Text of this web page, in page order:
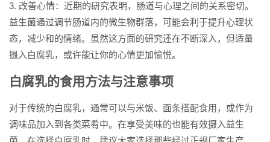
3. 改善心情：近期的研究表明，肠道与心理之间的关系密切。
益生菌通过调节肠道内的微生物群落，可能会利于提升心理状
态，减少和的情绪。虽然这方面的研究还在不断深入，但适量
摄入白腐乳，或许能让你的心情更加愉悦。
白腐乳的食用方法与注意事项
对于传统的白腐乳，通常可以与米饭、面条搭配食用，或作为
调味品加入到各类菜肴中。在享受美味的也能有效摄入益生